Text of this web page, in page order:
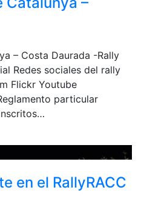
– Costa Daurada -Rally
Redes sociales del rally
Flickr Youtube
particular
en el RallyRACC